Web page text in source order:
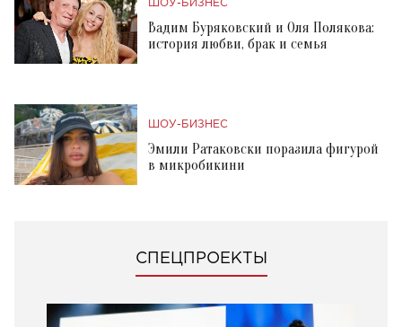
ШОУ-БИЗНЕС
Вадим Буряковский и Оля Полякова:
история любви, брак и семья
ШОУ-БИЗНЕС
Эмили Ратаковски поразила фигурой
в микробикини
СПЕЦПРОЕКТЫ